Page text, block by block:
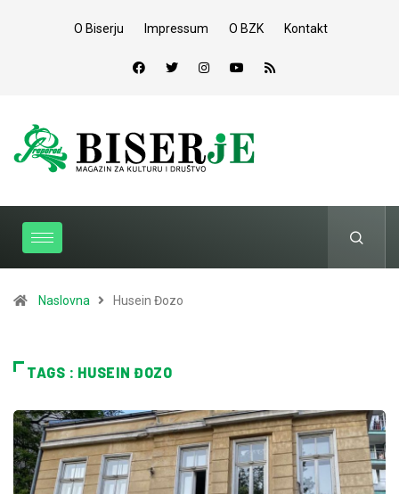
O Biserju Impressum O BZK Kontakt
Naslovna Husein Đozo
TAGS : HUSEIN ĐOZO